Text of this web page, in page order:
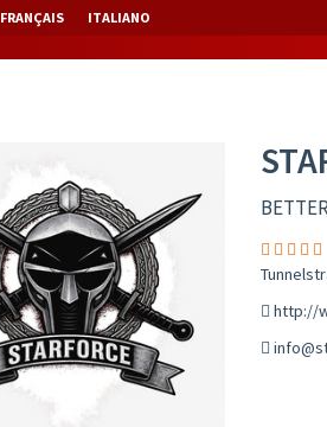
FRANÇAIS ITALIANO
http://